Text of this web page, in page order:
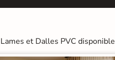
et Dalles PVC